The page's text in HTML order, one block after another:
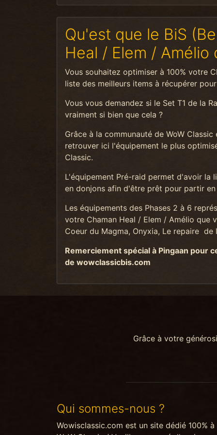
Qu'est que le BiS
Heal / Elem / Amélio
Vous souhaitez optimiser à 100% votre
liste des meilleurs items à récupérer
Vous vous demandez si le Set T1 de la
vraiment si bien que cela ?
Grâce à la communauté de WoW
retrouver ici l'équipement le plus
Classic.
L'équipement Pré-raid permet d'avoir la
en donjons afin d'être prêt pour partir
Les équipements des Phases 2 à 6
votre Chaman Heal / Elem / Amélio que
Coeur du Magma, Onyxia, Le repaire
Remerciement spécial à Pingaan pour
de wowclassicbis.com
Grâce à votre
Qui sommes-nous ?
Wowisclassic.com est un site dédié 100% à